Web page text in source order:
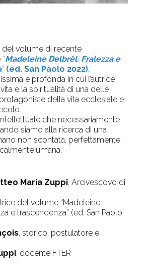
del volume di recente
“Madeleine Delbrêl. Fralezza e
” (ed. San Paolo 2022).
e profonda in cui l’autrice
e la spiritualità di una delle
della vita ecclesiale e
che necessariamente
siamo alla ricerca di una
non scontata, perfettamente
umana.
Maria Zuppi, Arcivescovo di
del volume “Madeleine
e trascendenza” (ed. San Paolo
, storico, postulatore e
, docente FTER